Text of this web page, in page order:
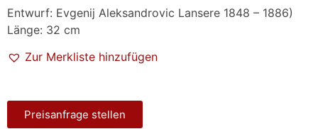
Entwurf: Evgenij Aleksandrovic Lansere 1848 – 1886)
Länge: 32 cm
Zur Merkliste hinzufügen
Preisanfrage stellen